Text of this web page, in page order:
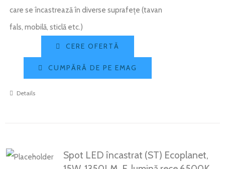
care se încastrează în diverse suprafețe (tavan
fals, mobilă, sticlă etc.)
CERE OFERTĂ
CUMPĂRĂ DE PE EMAG
Details
Spot LED încastrat (ST) Ecoplanet,